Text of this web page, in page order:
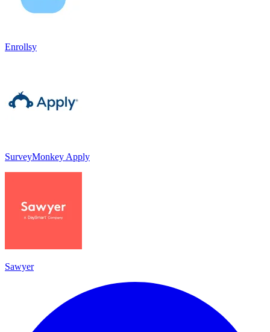
Enrollsy
SurveyMonkey Apply
Sawyer